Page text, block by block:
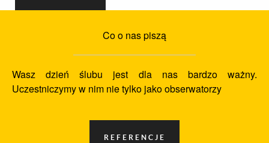
Co o nas piszą
Wasz dzień ślubu jest dla nas bardzo ważny.
Uczestniczymy w nim nie tylko jako obserwatorzy